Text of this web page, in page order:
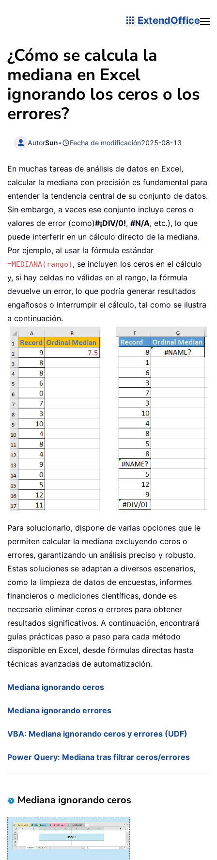
ExtendOffice
¿Cómo se calcula la
mediana en Excel
ignorando los ceros o los
errores?
AutorSun• Fecha de modificación2025-08-13
En muchas tareas de análisis de datos en Excel,
calcular la mediana con precisión es fundamental para
entender la tendencia central de su conjunto de datos.
Sin embargo, a veces ese conjunto incluye ceros o
valores de error (como)#¡DIV/0!, #N/A, etc.), lo que
puede interferir en un cálculo directo de la mediana.
Por ejemplo, al usar la fórmula estándar
=MEDIANA(rango) , se incluyen los ceros en el cálculo
y, si hay celdas no válidas en el rango, la fórmula
devuelve un error, lo que podría generar resultados
engañosos o interrumpir el cálculo, tal como se ilustra
a continuación.
Para solucionarlo, dispone de varias opciones que le
permiten calcular la mediana excluyendo ceros o
errores, garantizando un análisis preciso y robusto.
Estas soluciones se adaptan a diversos escenarios,
como la limpieza de datos de encuestas, informes
financieros o mediciones científicas, donde es
necesario eliminar ceros o errores para obtener
resultados significativos. A continuación, encontrará
guías prácticas paso a paso para cada método
disponible en Excel, desde fórmulas directas hasta
técnicas avanzadas de automatización.
Mediana ignorando ceros
Mediana ignorando errores
VBA: Mediana ignorando ceros y errores (UDF)
Power Query: Mediana tras filtrar ceros/errores
Mediana ignorando ceros